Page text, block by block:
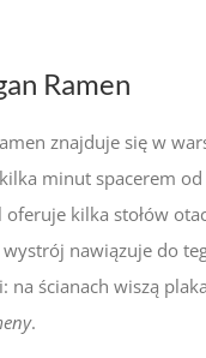
Ramen
znajduje się w
kilka minut spacerem
oferuje kilka stołów
nawiązuje do
na ścianach wiszą
.